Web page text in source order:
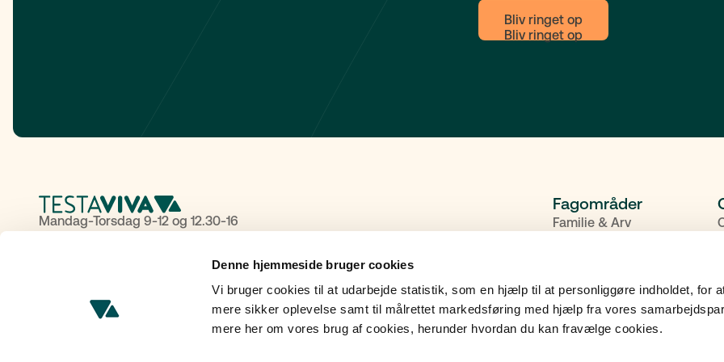
Denne hjemmeside bruger cookies
Vi bruger cookies til at udarbejde statistik, som en hjælp til at personliggøre indholdet, for
mere sikker oplevelse samt til målrettet markedsføring med hjælp fra vores
mere her om vores brug af cookies, herunder hvordan du kan fravælge cookies.
Bliv ringet op
Mandag-Torsdag 9-12 og 12.30-16
Havneholmen 6,
2450 København SV
Fagområder
Familie & Arv
Dødsbobehandling